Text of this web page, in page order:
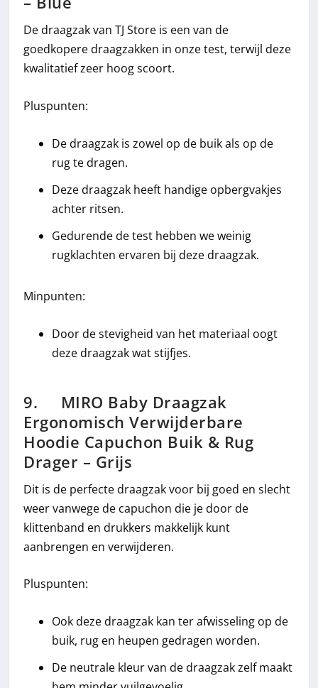
De draagzak van TJ Store is een van de
goedkopere draagzakken in onze test, terwijl deze
kwalitatief zeer hoog scoort.
Pluspunten:
De draagzak is zowel op de buik als op de
rug te dragen.
Deze draagzak heeft handige opbergvakjes
achter ritsen.
Gedurende de test hebben we weinig
rugklachten ervaren bij deze draagzak.
Minpunten:
Door de stevigheid van het materiaal oogt
deze draagzak wat stijfjes.
9. MIRO Baby Draagzak
Ergonomisch Verwijderbare
Hoodie Capuchon Buik & Rug
Drager – Grijs
Dit is de perfecte draagzak voor bij goed en slecht
weer vanwege de capuchon die je door de
klittenband en drukkers makkelijk kunt
aanbrengen en verwijderen.
Pluspunten:
Ook deze draagzak kan ter afwisseling op de
buik, rug en heupen gedragen worden.
De neutrale kleur van de draagzak zelf maakt